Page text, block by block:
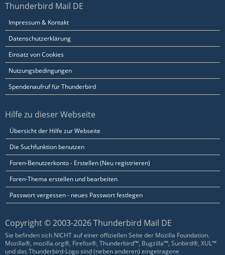
Thunderbird Mail DE
Impressum & Kontakt
Datenschutzerklärung
Einsatz von Cookies
Nutzungsbedingungen
Spendenaufruf für Thunderbird
Hilfe zu dieser Webseite
Übersicht der Hilfe zur Webseite
Die Suchfunktion benutzen
Foren-Benutzerkonto - Erstellen (Neu registrieren)
Foren-Thema erstellen und bearbeiten
Passwort vergessen - neues Passwort festlegen
Copyright © 2003-2026 Thunderbird Mail DE
Sie befinden sich NICHT auf einer offiziellen Seite der Mozilla Foundation.
Mozilla®, mozilla.org®, Firefox®, Thunderbird™, Bugzilla™, Sunbird®, XUL™
und das Thunderbird-Logo sind (neben anderen) eingetragene